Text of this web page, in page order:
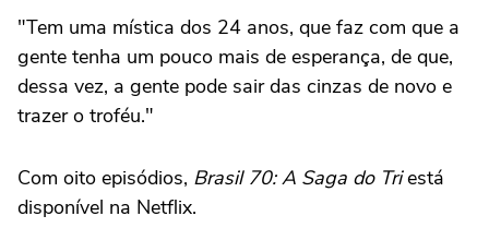
"Tem uma mística dos 24 anos, que faz com que a
gente tenha um pouco mais de esperança, de que,
dessa vez, a gente pode sair das cinzas de novo e
trazer o troféu."
Com oito episódios, Brasil 70: A Saga do Triestá
disponível na Netflix.